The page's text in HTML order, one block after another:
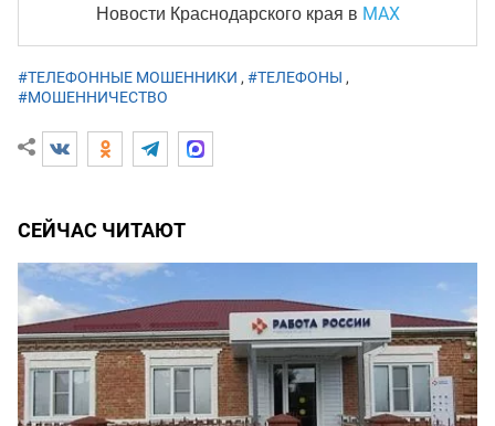
Новости Краснодарского края в MAX
#ТЕЛЕФОННЫЕ МОШЕННИКИ , #ТЕЛЕФОНЫ ,
#МОШЕННИЧЕСТВО
СЕЙЧАС ЧИТАЮТ